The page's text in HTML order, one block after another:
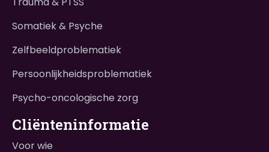
Somatiek & Psyche
Zelfbeeldproblematiek
Persoonlijkheidsproblematiek
Psycho-oncologische zorg
Cliënteninformatie
Voor wie